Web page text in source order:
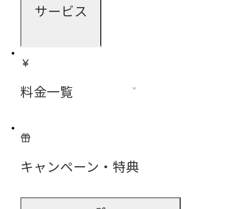
サービス
料金一覧
キャンペーン・特典